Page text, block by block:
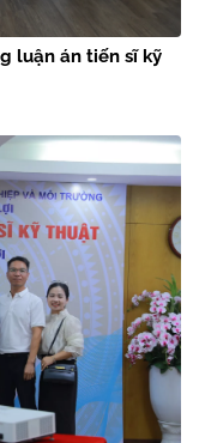
luận án tiến sĩ kỹ